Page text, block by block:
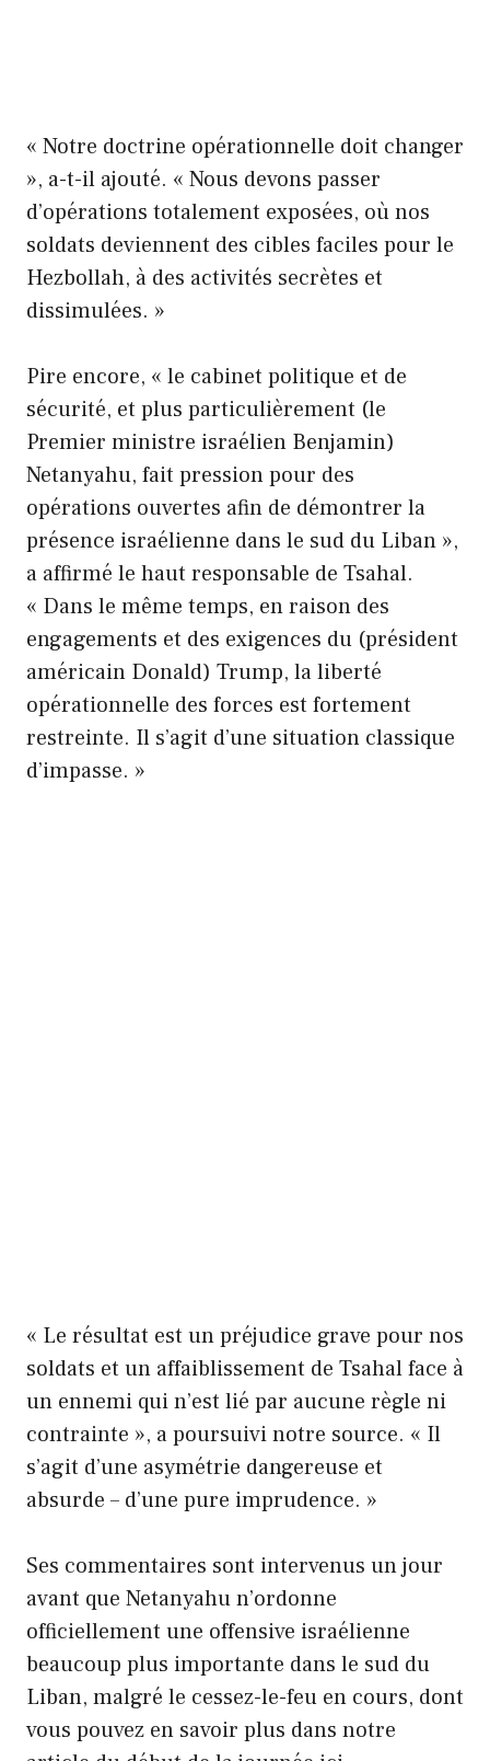
« Notre doctrine opérationnelle doit changer
», a-t-il ajouté. « Nous devons passer
d’opérations totalement exposées, où nos
soldats deviennent des cibles faciles pour le
Hezbollah, à des activités secrètes et
dissimulées. »
Pire encore, « le cabinet politique et de
sécurité, et plus particulièrement (le
Premier ministre israélien Benjamin)
Netanyahu, fait pression pour des
opérations ouvertes afin de démontrer la
présence israélienne dans le sud du Liban »,
a affirmé le haut responsable de Tsahal.
« Dans le même temps, en raison des
engagements et des exigences du (président
américain Donald) Trump, la liberté
opérationnelle des forces est fortement
restreinte. Il s’agit d’une situation classique
d’impasse. »
« Le résultat est un préjudice grave pour nos
soldats et un affaiblissement de Tsahal face à
un ennemi qui n’est lié par aucune règle ni
contrainte », a poursuivi notre source. « Il
s’agit d’une asymétrie dangereuse et
absurde – d’une pure imprudence. »
Ses commentaires sont intervenus un jour
avant que Netanyahu n’ordonne
officiellement une offensive israélienne
beaucoup plus importante dans le sud du
Liban, malgré le cessez-le-feu en cours, dont
vous pouvez en savoir plus dans notre